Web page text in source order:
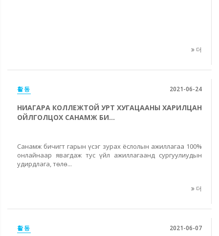
더
활동 2021-06-24
НИАГАРА КОЛЛЕЖТОЙ УРТ ХУГАЦААНЫ ХАРИЛЦАН
ОЙЛГОЛЦОХ САНАМЖ БИ...
Санамж бичигт гарын үсэг зурах ёслолын ажиллагаа 100%
онлайнаар явагдаж тус үйл ажиллагаанд сургуулиудын
удирдлага, төлө...
더
활동 2021-06-07